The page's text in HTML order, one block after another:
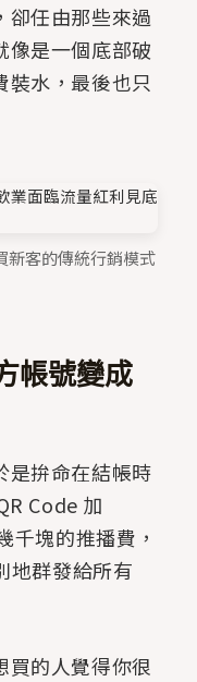
卻任由那些來過
像是一個底部破
裝水，最後也只
新客的傳統行銷模式
帳號變成
是拚命在結帳時
Code 加
千塊的推播費，
地群發給所有
買的人覺得你很